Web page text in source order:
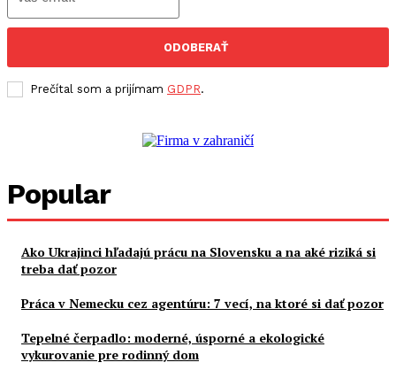
ODOBERAŤ
Prečítal som a prijímam GDPR.
Popular
Ako Ukrajinci hľadajú prácu na Slovensku a na aké riziká si
treba dať pozor
Práca v Nemecku cez agentúru: 7 vecí, na ktoré si dať pozor
Tepelné čerpadlo: moderné, úsporné a ekologické
vykurovanie pre rodinný dom